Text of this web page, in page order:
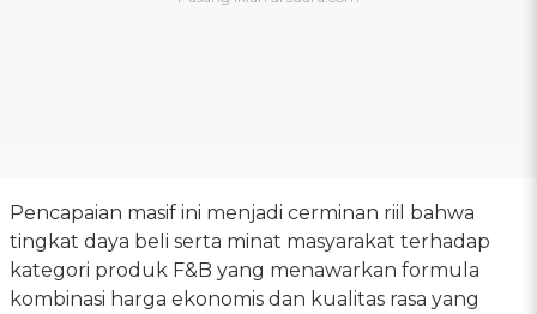
Pencapaian masif ini menjadi cerminan riil bahwa
tingkat daya beli serta minat masyarakat terhadap
kategori produk F&B yang menawarkan formula
kombinasi harga ekonomis dan kualitas rasa yang